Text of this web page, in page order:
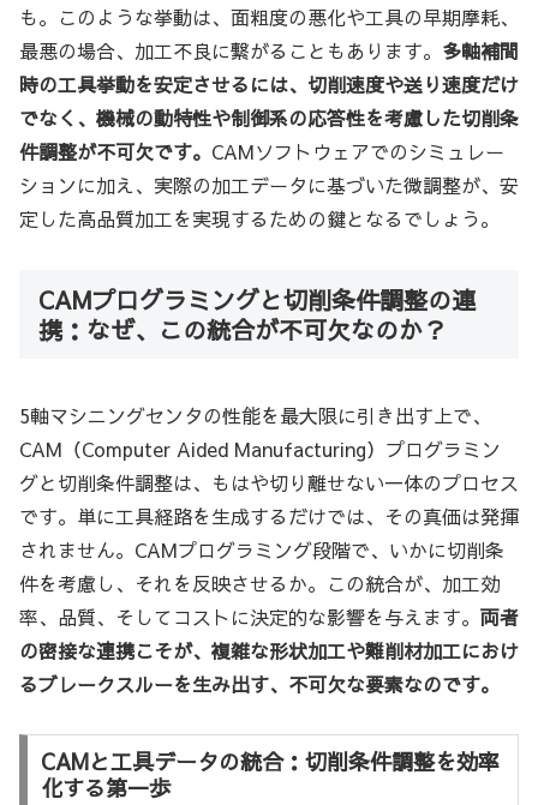
も。このような挙動は、面粗度の悪化や工具の早期摩耗、
最悪の場合、加工不良に繋がることもあります。 多軸補間
時の工具挙動を安定させるには、切削速度や送り速度だけ
でなく、機械の動特性や制御系の応答性を考慮した切削条
件調整が不可欠です。 CAMソフトウェアでのシミュレー
ションに加え、実際の加工データに基づいた微調整が、安
定した高品質加工を実現するための鍵となるでしょう。
CAMプログラミングと切削条件調整の連
携：なぜ、この統合が不可欠なのか？
5軸マシニングセンタの性能を最大限に引き出す上で、
CAM（Computer Aided Manufacturing）プログラミン
グと切削条件調整は、もはや切り離せない一体のプロセス
です。単に工具経路を生成するだけでは、その真価は発揮
されません。CAMプログラミング段階で、いかに切削条
件を考慮し、それを反映させるか。この統合が、加工効
率、品質、そしてコストに決定的な影響を与えます。 両者
の密接な連携こそが、複雑な形状加工や難削材加工におけ
るブレークスルーを生み出す、不可欠な要素なのです。
CAMと工具データの統合：切削条件調整を効率
化する第一歩